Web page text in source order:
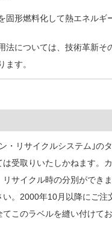
固形燃料化して熱エネルギ
法については、技術革新そ
ます。
・リサイクルシステム｣の
は受取りいたしかねます。
リサイクル時の分別ができ
い。2000年10月以降にご注
このラベルを縫い付けて